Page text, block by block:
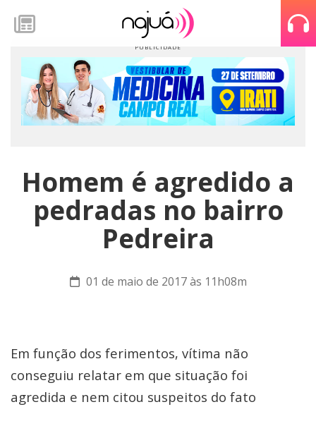
Homem é agredido a
pedradas no bairro
Pedreira
01 de maio de 2017 às 11h08m
Em função dos ferimentos, vítima não
conseguiu relatar em que situação foi
agredida e nem citou suspeitos do fato